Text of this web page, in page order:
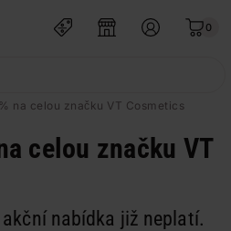
0
na celou značku VT Cosmetics
celou značku VT
nabídka již neplatí.